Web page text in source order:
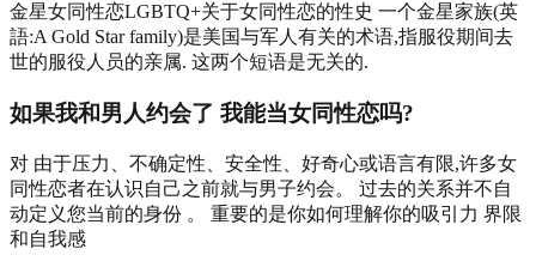
金星女同性恋LGBTQ+关于女同性恋的性史 一个金星家族(英
語:A Gold Star family)是美国与军人有关的术语,指服役期间去
世的服役人员的亲属. 这两个短语是无关的.
如果我和男人约会了 我能当女同性恋吗?
对 由于压力、不确定性、安全性、好奇心或语言有限,许多女
同性恋者在认识自己之前就与男子约会。 过去的关系并不自
动定义您当前的身份 。 重要的是你如何理解你的吸引力 界限
和自我感